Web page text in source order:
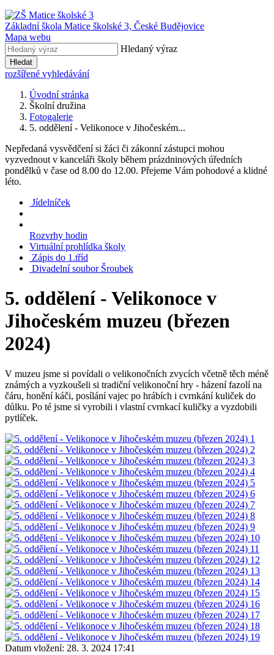
Základní škola Matice školské 3, České Budějovice
Mapa webu
Hledaný výraz
Hledat
rozšířené vyhledávání
Úvodní stránka
Školní družina
Fotogalerie
5. oddělení - Velikonoce v Jihočeském...
Nepředaná vysvědčení si žáci či zákonní zástupci mohou
vyzvednout v kanceláři školy během prázdninových úředních
pondělků v čase od 8.00 do 12.00. Přejeme Vám pohodové a klidné
léto.
Jídelníček
Rozvrhy hodin
Virtuální prohlídka školy
Zápis do 1.tříd
Divadelní soubor Šroubek
5. oddělení - Velikonoce v
Jihočeském muzeu (březen
2024)
V muzeu jsme si povídali o velikonočních zvycích včetně těch méně
známých a vyzkoušeli si tradiční velikonoční hry - házení fazolí na
čáru, honění káči, posílání vajec po hrábích i cvrnkání kuliček do
důlku. Po té jsme si vyrobili i vlastní cvrnkací kuličky a vyzdobili
pytlíček.
Datum vložení: 28. 3. 2024 17:41